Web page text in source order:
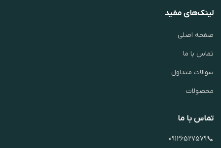
لینک‌های مفید
صفحه اصلی
تماس با ما
سوالات متداول
محصولات
تماس با ما
📞09126527579